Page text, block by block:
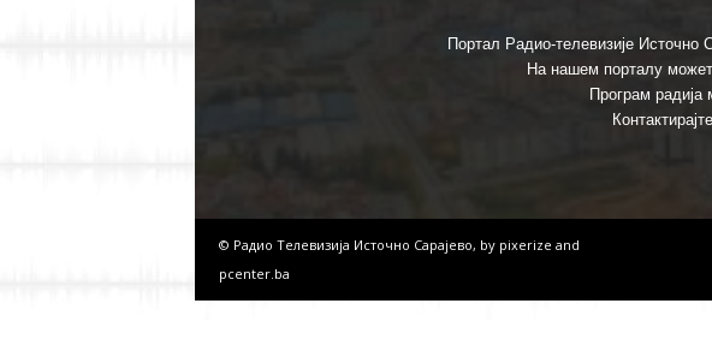
Портал Радио-телевизије Источно
На нашем порталу
Програм
© Радио Телевизија Источно Сарајево, by pixerize and
pcenter.ba